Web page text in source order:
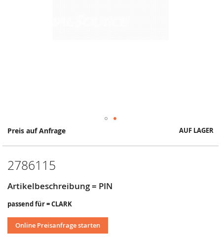
Preis auf Anfrage AUF LAGER
2786115
Artikelbeschreibung = PIN
passend für = CLARK
Online Preisanfrage starten
Springe
Anfang
Bildergalerie